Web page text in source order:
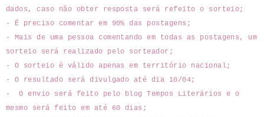
dados, caso não obter resposta será refeito o sorteio;
- É preciso comentar em 90% das postagens;
- Mais de uma pessoa comentando em todas as postagens, um
sorteio será realizado pelo sorteador;
- O sorteio é válido apenas em território nacional;
- O resultado será divulgado até dia 10/04;
- O envio será feito pelo blog Tempos Literários e o
mesmo será feito em até 60 dias;